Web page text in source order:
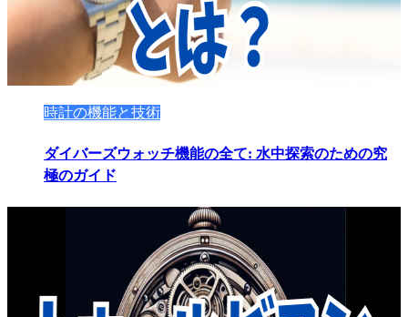
時計の機能と技術
ダイバーズウォッチ機能の全て: 水中探索のための究
極のガイド